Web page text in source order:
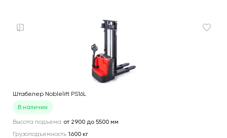
Штабелер Noblelift PS16L
В наличии
Высота подъема от 2900 до 5500 мм
Грузоподъемность 1600 кг